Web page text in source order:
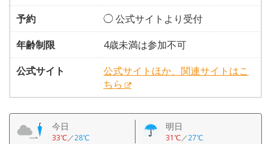
予約
◯ 公式サイトより受付
年齢制限
4歳未満は参加不可
公式サイト
公式サイトほか、関連サイトはこ
ちら
今日
33℃／28℃
明日
31℃／27℃